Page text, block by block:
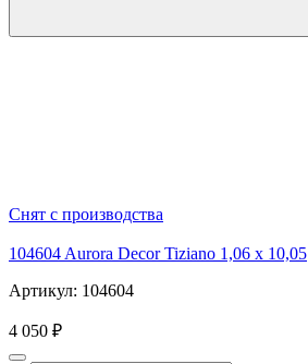
Снят с производства
104604 Aurora Decor Tiziano 1,06 х 10,05
Артикул: 104604
4 050 ₽